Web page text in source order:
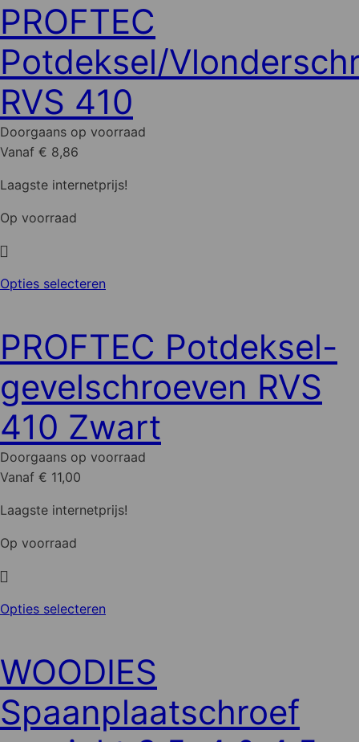
PROFTEC
Potdeksel/
RVS 410
Doorgaans op voorraad
Vanaf € 8,86
Laagste internetprijs!
Op voorraad
Opties selecteren
meerdere
variaties.
Deze
optie
kan
gekozen
worden
de
PROFTEC Potdeksel-
gevelschroeven RVS
410 Zwart
Doorgaans op voorraad
Vanaf € 11,00
Laagste internetprijs!
Op voorraad
Opties selecteren
meerdere
variaties.
Deze
optie
WOODIES
Spaanplaatschroef